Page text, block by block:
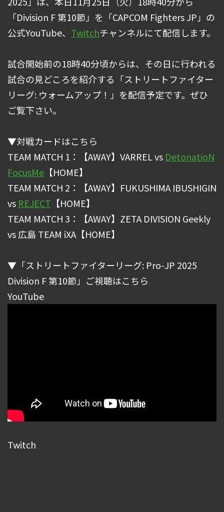
「Division F 第10節」を「CAPCOM Fighters JP」の
公式YouTube、 Twitchチャンネルにて配信します。
試合開始前の18時40分頃からは、その日に行われる
試合の見どころを紹介する「ストリートファイター
リーグ: ウォームアップ！」を配信予定です。ぜひ
ご覧下さい。
▼対戦カードはこちら
TEAM MATCH 1：【AWAY】VARREL vs DetonatioN
FocusMe 【HOME】
TEAM MATCH 2：【AWAY】FUKUSHIMA IBUSHIGIN
vs REJECT 【HOME】
TEAM MATCH 3：【AWAY】ZETA DIVISION Geekly
vs 広島 TEAM iXA【HOME】
▼「ストリートファイターリーグ: Pro-JP 2025
Division F 第10節」ご視聴はこちら
YouTube
Twitch